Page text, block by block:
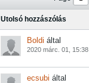
Utolsó hozzászólás
Boldi által
2020 márc. 01, 15:38
ecsubi által